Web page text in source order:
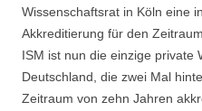
Wissenschaftsrat in Köln eine
Akkreditierung für den
ISM ist nun die einzige private
Deutschland, die zwei Mal
Zeitraum von zehn Jahren